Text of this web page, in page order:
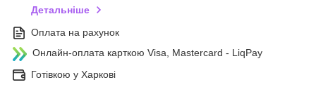
Детальніше
Оплата на рахунок
Онлайн-оплата карткою Visa, Mastercard - LiqPay
Готівкою у Харкові